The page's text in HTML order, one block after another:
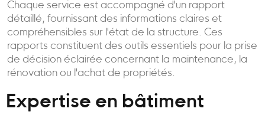
Chaque service est accompagné d'un rapport
détaillé, fournissant des informations claires et
compréhensibles sur l'état de la structure. Ces
rapports constituent des outils essentiels pour la prise
de décision éclairée concernant la maintenance, la
rénovation ou l'achat de propriétés.
Expertise en bâtiment